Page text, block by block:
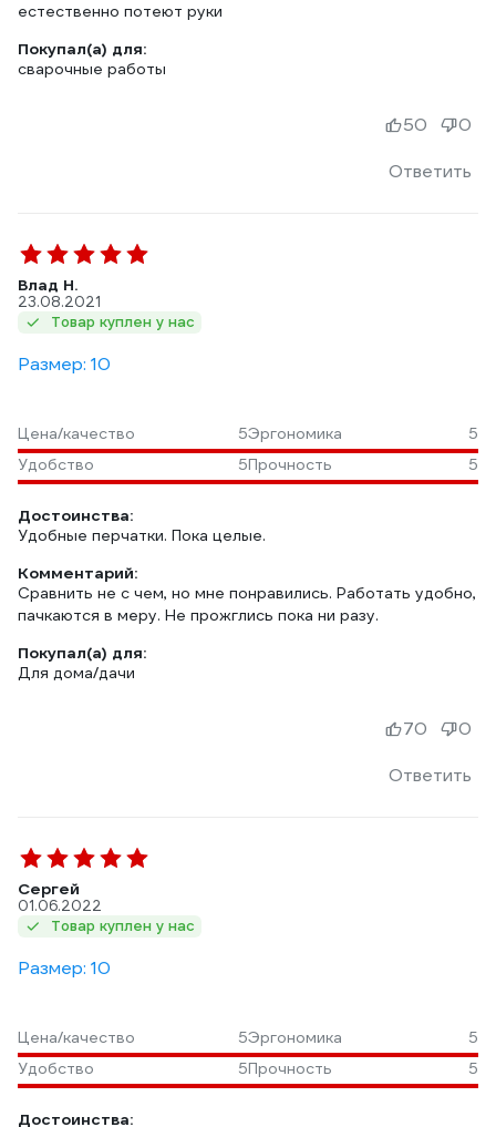
естественно потеют руки
Покупал(а) для:
сварочные работы
Ответить
50 0
Влад Н.
23.08.2021
Товар куплен у нас
Размер: 10
Цена/качество 5Эргономика
5
Удобство
5Прочность 5
Достоинства:
Удобные перчатки. Пока целые.
Комментарий:
Сравнить не с чем, но мне понравились. Работать удобно,
пачкаются в меру. Не прожглись пока ни разу.
Покупал(а) для:
Для дома/дачи
Ответить
70 0
Сергей
01.06.2022
Товар куплен у нас
Размер: 10
Цена/качество 5Эргономика
5
Удобство
5Прочность 5
Достоинства: